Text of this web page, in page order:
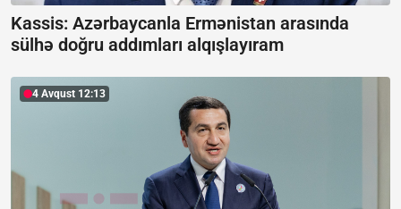
Kassis: Azərbaycanla Ermənistan arasında
sülhə doğru addımları alqışlayıram
4 Avqust 12:13